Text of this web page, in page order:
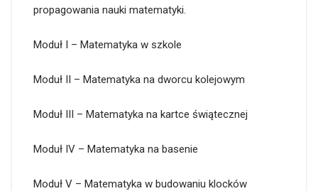
propagowania nauki matematyki.
Moduł I – Matematyka w szkole
Moduł II – Matematyka na dworcu kolejowym
Moduł III – Matematyka na kartce świątecznej
Moduł IV – Matematyka na basenie
Moduł V – Matematyka w budowaniu klocków